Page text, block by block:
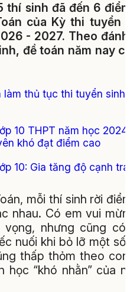
thí sinh đã đến 6
của Kỳ thi tuyển
- 2027. Theo
đề toán năm nay
thủ tục thi tuyển sinh
10 THPT năm học 2024
khó đạt điểm cao
10: Gia tăng độ cạnh
mỗi thí sinh rời
nhau. Có em vui
nhưng cũng có
nuối khi bỏ lỡ một số
thấp thỏm theo
học “khó nhằn” của